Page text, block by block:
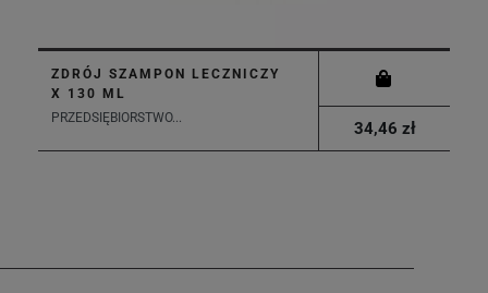
ZDRÓJ SZAMPON LECZNICZY
X 130 ML
PRZEDSIĘBIORSTWO...
34,46 zł